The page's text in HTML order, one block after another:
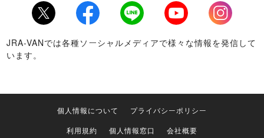
Twitter Facebook LINE Youtube
Instagram
JRA-VANでは各種ソーシャルメディアで様々な情報を発信して
います。
個人情報について
プライバシーポリシー
利用規約
個人情報窓口
会社概要